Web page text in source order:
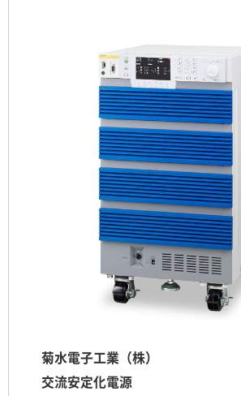
菊水電子工業（株）
交流安定化電源